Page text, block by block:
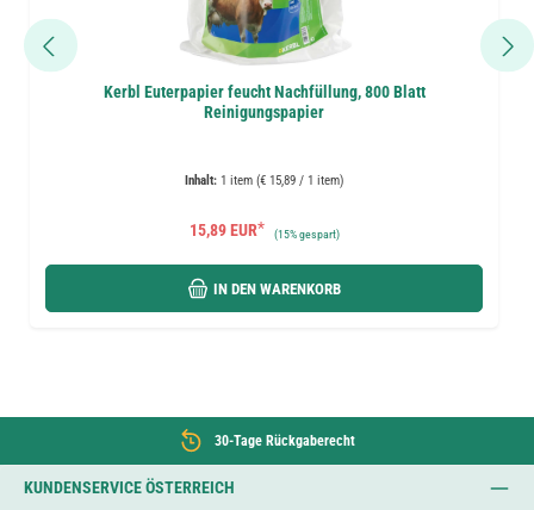
Kerbl Euterpapier feucht Nachfüllung, 800 Blatt
Reinigungspapier
Inhalt: 1 item (€ 15,89 / 1 item)
15,89 EUR* (15%gespart)
IN DEN WARENKORB
30-Tage Rückgaberecht
KUNDENSERVICE ÖSTERREICH